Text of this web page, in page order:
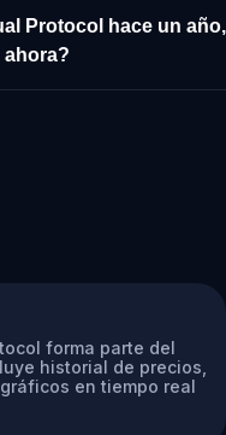
Protocol hace un año,
forma parte del
historial de precios,
en tiempo real